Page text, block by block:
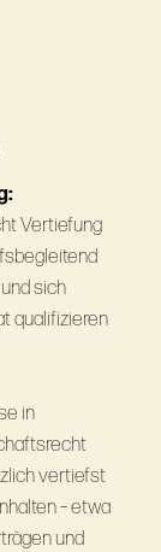
Vertiefung
sich
qualifizieren
in
vertiefst
– etwa
und